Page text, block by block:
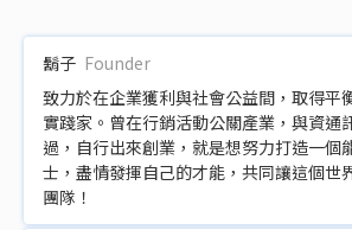
鬍子 Founder
致力於在企業獲利與社會公益間，取得平
實踐家。曾在行銷活動公關產業，與資通
過，自行出來創業，就是想努力打造一個
士，盡情發揮自己的才能，共同讓這個世
團隊！